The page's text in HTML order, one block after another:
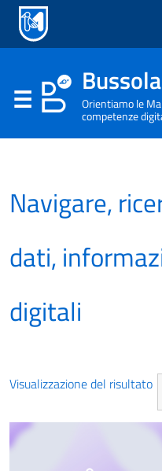
Orientiamo le
competenze
Navigare,
dati,
digitali
Visualizzazione del risultato